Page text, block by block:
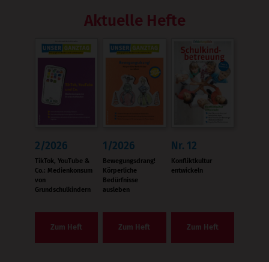
Aktuelle Hefte
2/2026
:
TikTok, YouTube &
Co.: Medienkonsum
von
Grundschulkindern
Zum Heft
1/2026
:Bewegungsdrang!
Körperliche
Bedürfnisse
ausleben
Zum Heft
Nr. 12
:Konfliktkultur
entwickeln
Zum Heft